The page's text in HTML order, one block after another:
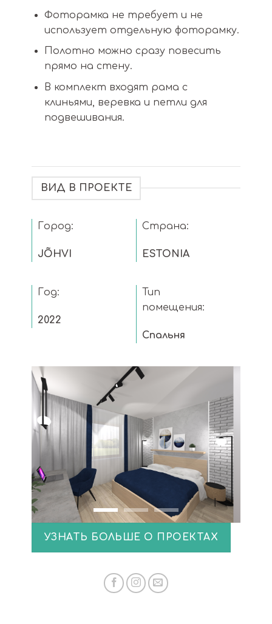
Фоторамка не требует и не
использует отдельную фоторамку.
Полотно можно сразу повесить
прямо на стену.
В комплект входят рама с
клиньями, веревка и петли для
подвешивания.
ВИД В ПРОЕКТЕ
Город:
JÕHVI
Страна:
ESTONIA
Год:
2022
Тип
помещения:
Спальня
УЗНАТЬ БОЛЬШЕ О ПРОЕКТАХ